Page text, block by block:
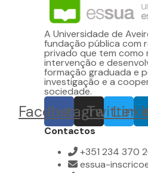
A Universidade de
fundação pública com
privado que tem como
intervenção e
formação graduada e
investigação e a
sociedade.
Facebook
Instagram
Twitter
Contactos
+351 234 370
essua-